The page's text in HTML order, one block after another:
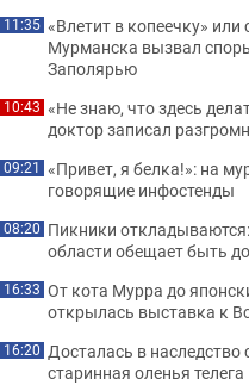
11:35 «Влетит в копеечку»
Мурманска вызвал
Заполярью
10:43 «Не знаю, что здесь
доктор записал
09:21 «Привет, я белка!»: на
говорящие инфостенды
08:20 Пикники
области обещает быть
16:33 От кота Мурра до
открылась выставка к
16:20 Досталась в
старинная оленья телега